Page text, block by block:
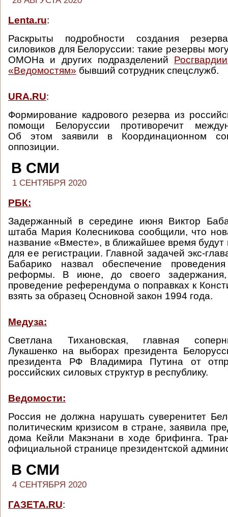
Lenta.ru:
Раскрыты подробности создания
силовиков для Белоруссии: такие резервы
ОМОНа и других подразделений Росгвардии
«Ведомостям» бывший сотрудник спецслужб.
URA.RU:
Формирование кадрового резерва из
помощи Белоруссии противоречит
Об этом заявили в Координационном
оппозиции.
В СМИ
1 СЕНТЯБРЯ 2020
РБК:
Задержанный в середине июня Виктор
штаба Мария Колесникова сообщили, что
название «Вместе», в ближайшее время
для ее регистрации. Главной задачей экс-
Бабарико назвал обеспечение проведения
реформы. В июне, до своего
проведение референдума о поправках к
взять за образец Основной закон 1994 года.
Медуза:
Светлана Тихановская, главная
Лукашенко на выборах президента
президента РФ Владимира Путина от
российских силовых структур в республику.
Ведомости:
Россия не должна нарушать суверенитет
политическим кризисом в стране, заявила
дома Кейли Макэнани в ходе брифинга.
официальной странице президентской
В СМИ
4 СЕНТЯБРЯ 2020
ГАЗЕТА.RU: